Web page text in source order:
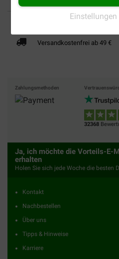
Bis 30% günstiger
Versandkostenfrei ab 49 €
Zahlungsmethoden
32368
Ja, ich möchte die Vorteils-E-
erhalten
Holen Sie sich jede Woche die besten
Kontakt
Nachbestellen
Über uns
Tipps & Hinweise
Karriere